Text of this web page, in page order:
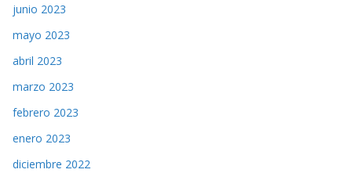
junio 2023
mayo 2023
abril 2023
marzo 2023
febrero 2023
enero 2023
diciembre 2022